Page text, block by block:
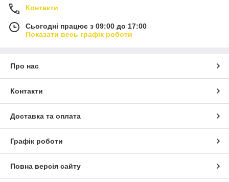
Контакти
Сьогодні працює з 09:00 до 17:00
Показати весь графік роботи
Про нас
Контакти
Доставка та оплата
Графік роботи
Повна версія сайту